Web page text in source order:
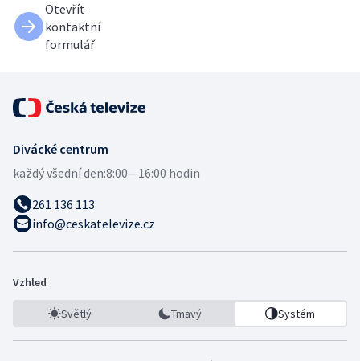
Otevřít
kontaktní
formulář
Divácké centrum
každý všední den:8:00—16:00 hodin
261 136 113
info@ceskatelevize.cz
Vzhled
Světlý Tmavý Systém